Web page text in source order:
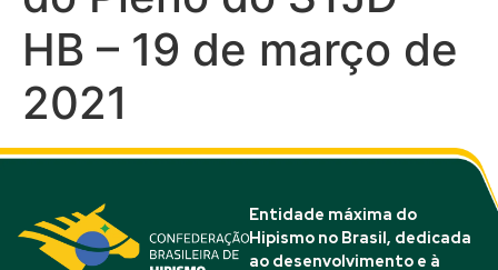
HB – 19 de março de
2021
Entidade máxima do
Hipismo no Brasil, dedicada
ao desenvolvimento e à